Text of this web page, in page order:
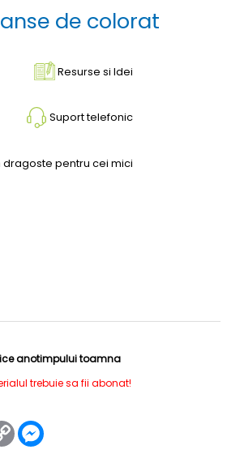
de colorat
Resurse si Idei
Suport telefonic
dragoste pentru cei mici
anotimpului toamna
trebuie sa fii abonat!
Copy
Link